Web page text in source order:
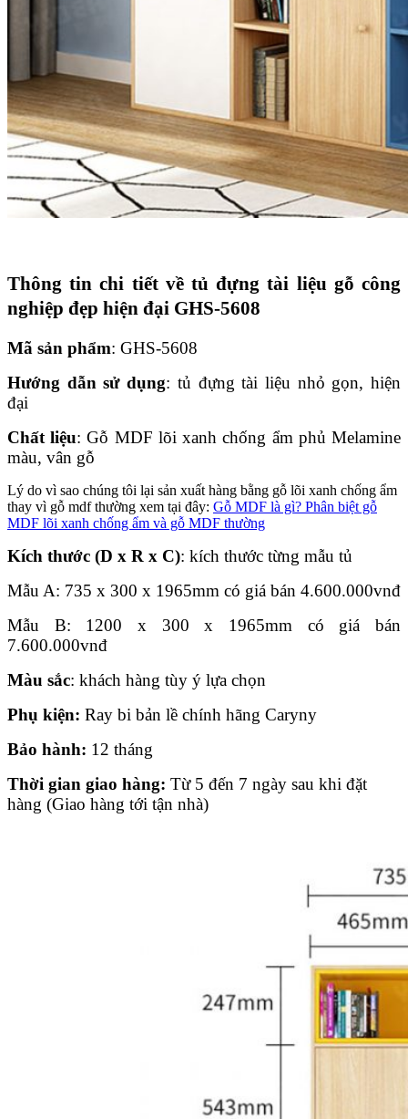
Thông tin chi tiết về tủ đựng tài liệu gỗ công
nghiệp đẹp hiện đại GHS-5608
Mã sản phẩm: GHS-5608
Hướng dẫn sử dụng: tủ đựng tài liệu nhỏ gọn, hiện
đại
Chất liệu: Gỗ MDF lõi xanh chống ẩm phủ Melamine
màu, vân gỗ
Lý do vì sao chúng tôi lại sản xuất hàng bằng gỗ lõi xanh chống ẩm
thay vì gỗ mdf thường xem tại đây: Gỗ MDF là gì? Phân biệt gỗ
MDF lõi xanh chống ẩm và gỗ MDF thường
Kích thước (D x R x C): kích thước từng mẫu tủ
Mẫu A: 735 x 300 x 1965mm có giá bán 4.600.000vnđ
Mẫu B: 1200 x 300 x 1965mm có giá bán
7.600.000vnđ
Màu sắc: khách hàng tùy ý lựa chọn
Phụ kiện: Ray bi bản lề chính hãng Caryny
Bảo hành: 12 tháng
Thời gian giao hàng: Từ 5 đến 7 ngày sau khi đặt
hàng (Giao hàng tới tận nhà)